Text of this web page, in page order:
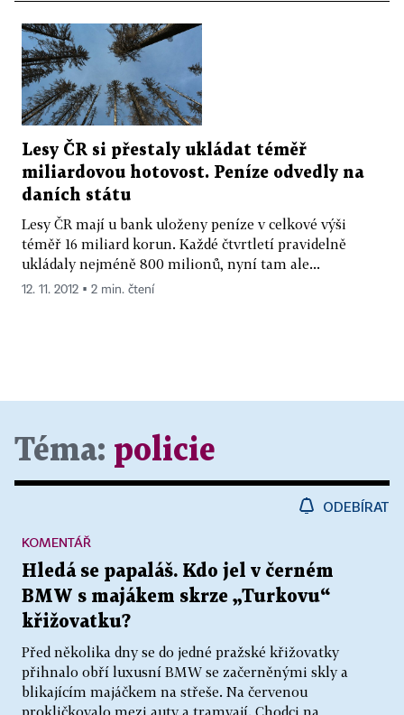
Lesy ČR si přestaly ukládat téměř
miliardovou hotovost. Peníze odvedly na
daních státu
Lesy ČR mají u bank uloženy peníze v celkové výši
téměř 16 miliard korun. Každé čtvrtletí pravidelně
ukládaly nejméně 800 milionů, nyní tam ale...
12. 11. 2012 ▪ 2 min. čtení
Téma: policie
ODEBÍRAT
Hledá se papaláš. Kdo jel v černém
BMW s majákem skrze „Turkovu“
křižovatku?
Před několika dny se do jedné pražské křižovatky
přihnalo obří luxusní BMW se začerněnými skly a
blikajícím majáčkem na střeše. Na červenou
prokličkovalo mezi auty a tramvají. Chodci na
KOMENTÁŘ